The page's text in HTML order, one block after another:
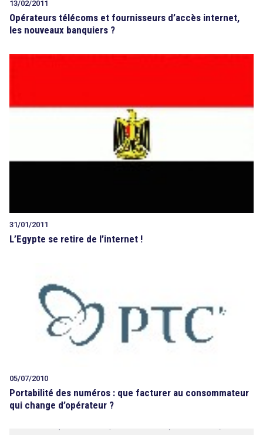
13/02/2011
Opérateurs télécoms et fournisseurs d’accès internet,
les nouveaux banquiers ?
31/01/2011
L’Egypte se retire de l’internet !
05/07/2010
Portabilité des numéros : que facturer au consommateur
qui change d’opérateur ?